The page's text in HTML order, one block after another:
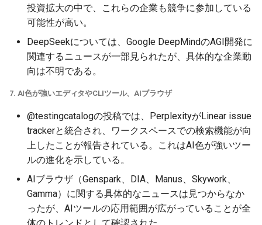
2026-04-26
2026-04-25
2026-04-23
2026-04-22
2026-04-21
2026-04-20
2026-04-19
2025-10-11
2025-10-10
2025-10-08
2025-10-07
2025-10-06
2025-10-05
2025-10-04
2026-04-26
2026-04-25
2026-04-24
2026-04-23
2026-04-22
2026-04-21
2026-04-20
2026-04-19
2026-04-23
2026-04-22
2026-04-20
2026-04-19
2026-04-18
2026-04-17
2026-04-16
2025-10-11
2025-10-10
2025-10-08
2025-10-07
2025-10-06
2025-10-05
2025-10-04
2026-04-22
2026-04-21
2026-04-19
2026-04-18
2026-04-17
2026-04-16
2026-04-15
2025-10-11
2025-10-10
2025-10-08
2025-10-07
2025-10-06
2025-10-05
2025-10-04
投資拡大の中で、これらの企業も競争に参加している
可能性が高い。
DeepSeekについては、Google DeepMindのAGI開発に
関連するニュースが一部見られたが、具体的な企業動
向は不明である。
7. AI色が強いエディタやCLIツール、AIブラウザ
@testingcatalogの投稿では、PerplexityがLinear issue
trackerと統合され、ワークスペースでの検索機能が向
上したことが報告されている。これはAI色が強いツー
ルの進化を示している。
AIブラウザ（Genspark、DIA、Manus、Skywork、
Gamma）に関する具体的なニュースは見つからなか
ったが、AIツールの応用範囲が広がっていることが全